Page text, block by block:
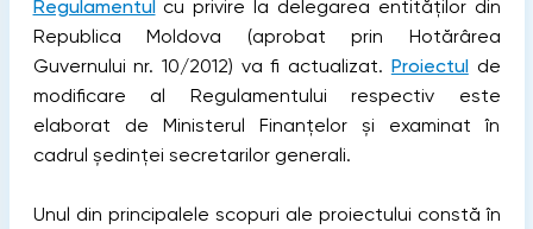
Regulamentulcu privire la delegarea entităților din
Republica Moldova (aprobat prin Hotărârea
Guvernului nr. 10/2012) va fi actualizat. Proiectulde
modificare al Regulamentului respectiv este
elaborat de Ministerul Finanțelor și examinat în
cadrul ședinței secretarilor generali.
Unul din principalele scopuri ale proiectului constă în